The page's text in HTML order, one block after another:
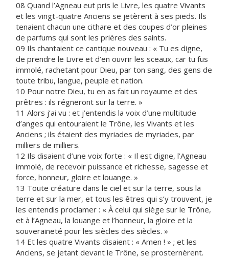
08 Quand l’Agneau eut pris le Livre, les quatre Vivants
et les vingt-quatre Anciens se jetèrent à ses pieds. Ils
tenaient chacun une cithare et des coupes d’or pleines
de parfums qui sont les prières des saints.
09 Ils chantaient ce cantique nouveau : « Tu es digne,
de prendre le Livre et d’en ouvrir les sceaux, car tu fus
immolé, rachetant pour Dieu, par ton sang, des gens de
toute tribu, langue, peuple et nation.
10 Pour notre Dieu, tu en as fait un royaume et des
prêtres : ils régneront sur la terre. »
11 Alors j’ai vu : et j’entendis la voix d’une multitude
d’anges qui entouraient le Trône, les Vivants et les
Anciens ; ils étaient des myriades de myriades, par
milliers de milliers.
12 Ils disaient d’une voix forte : « Il est digne, l’Agneau
immolé, de recevoir puissance et richesse, sagesse et
force, honneur, gloire et louange. »
13 Toute créature dans le ciel et sur la terre, sous la
terre et sur la mer, et tous les êtres qui s’y trouvent, je
les entendis proclamer : « À celui qui siège sur le Trône,
et à l’Agneau, la louange et l’honneur, la gloire et la
souveraineté pour les siècles des siècles. »
14 Et les quatre Vivants disaient : « Amen ! » ; et les
Anciens, se jetant devant le Trône, se prosternèrent.